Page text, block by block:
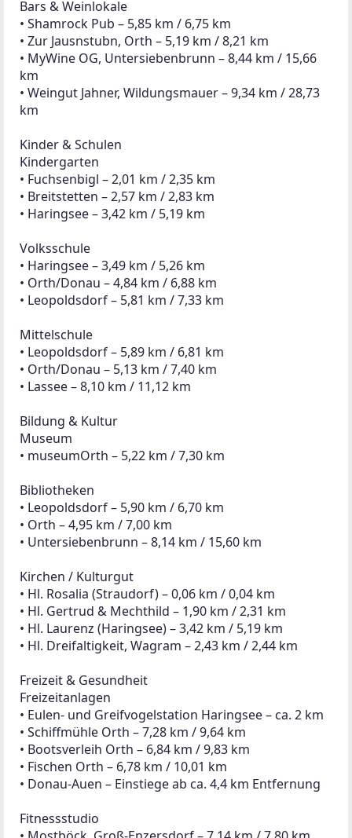
• Orth – 4,95 km / 7,00 km
• Untersiebenbrunn – 8,14 km / 15,60 km
Kirchen / Kulturgut
• Hl. Rosalia (Straudorf) – 0,06 km / 0,04 km
• Hl. Gertrud & Mechthild – 1,90 km / 2,31 km
• Hl. Laurenz (Haringsee) – 3,42 km / 5,19 km
Freizeit & Gesundheit
Freizeitanlagen
• Eulen- und Greifvogelstation Haringsee – ca. 2 km
• Schiffmühle Orth – 7,28 km / 9,64 km
• Fischen Orth – 6,78 km / 10,01 km
• Donau-Auen – Einstiege ab ca. 4,4 km Entfernung
Fitnessstudio
Gesundheit
Hausärzte
• Dr. Schreiner, Fuchsenbigl – 2,43 km / 2,80 km
• Dr. Palasser-Vögl, Orth – 4,95 km / 7,00 km
Zahnärzte
• Dr. Hofer, Leopoldsdorf – 6,13 km / 7,77 km
• Dr. Blufstein, Lassee – 8,09 km / 11,08 km
Fachärzte
Ausstattung
Investment Property with Potential – Established
Guesthouse in 2286 Haringsee, Austria
This well-maintained and fully operational
guesthouse is now available for purchase in 2286
Haringsee, Lower Austria. Situated on a spacious
1,817 m² plot, this property combines historical
charm, modern updates, and a proven business
model, making it an ideal opportunity for investors
or hospitality operators seeking a turnkey asset.
Originally built around 1900, the interior of the